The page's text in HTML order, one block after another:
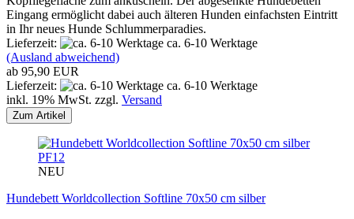
Eingang ermöglicht dabei auch älteren Hunden einfachsten Eintritt
in Ihr neues Hunde Schlummerparadies.
Lieferzeit:
ca. 6-10 Werktage
(Ausland abweichend)
ab 95,90 EUR
Lieferzeit:
ca. 6-10 Werktage
inkl. 19% MwSt. zzgl. Versand
Zum Artikel
PF12
NEU
Hundebett Worldcollection Softline 70x50 cm silber